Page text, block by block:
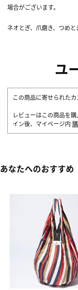
場合がございます。
ネオとぎ、爪磨き、つめ
ユ
この商品に寄せられた
レビューはこの商品を
イン後、マイページ内
あなたへのおすすめ